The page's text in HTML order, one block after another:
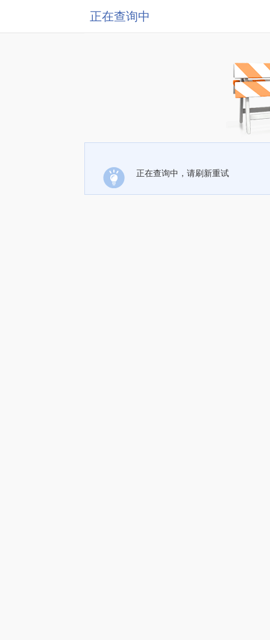
正在查询中
正在查询中，请刷新重试